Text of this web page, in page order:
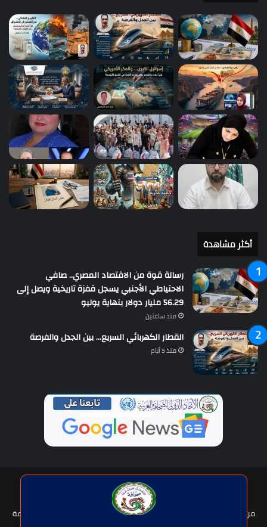
أكثر مشاهدة
رسالة قوة من الاقتصاد المصري.. صافي
الاحتياطي الأجنبي يسجل قفزة تاريخية ويصل إلى
56.29 مليار دولار بنهاية يوليو
منذ ساعتين
القطار الكهربائي السريع… بين الجدل والفرصة
منذ 5 أيام
حقوق النشر © | جميع الحقوق محفوظة للاتحاد الدولى للصحافة العربية
2026
من نحن؟
عضوية الإتحاد سياسة الخصوصية
شروط الخدمة